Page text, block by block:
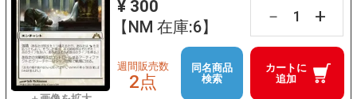
¥ 300
【NM 在庫:6】
－ +
カートに
追加
週間販売数
2点
同名商品
検索